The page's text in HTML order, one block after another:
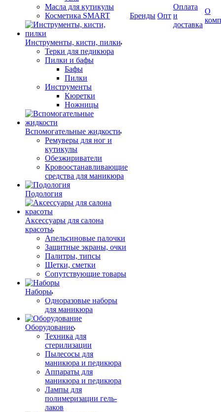
Масла для кутикулы
Косметика SMART
Инструменты, кисти, пилки
Терки для педикюра
Пилки и бафы
Бафы
Пилки
Инструменты
Кюретки
Ножницы
Вспомогательные жидкости
Ремуверы для ног и
кутикулы
Обезжириватели
Кровоостанавливающие
средства для маникюра
Подология
Аксессуары для салона
красоты
Апельсиновые палочки
Защитные экраны, очки
Палитры, типсы
Щетки, сметки
Сопутствующие товары
Наборы
Одноразовые наборы
для маникюра
Оборудование
Техника для
стерилизации
Пылесосы для
маникюра и педикюра
Аппараты для
маникюра и педикюра
Лампы для
полимеризации гель-
лаков
Бренды Опт
Оплата
и
доставка
О